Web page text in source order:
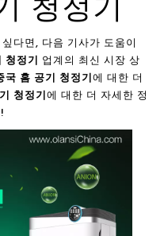
다면, 다음 기사가 도움이
청정기 업계의 최신 시장 상
국 홈 공기 청정기에 대한 더
청정기에 대한 더 자세한 정